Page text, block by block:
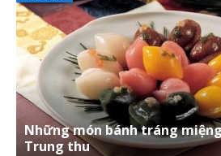
Những món bánh tráng
Trung thu